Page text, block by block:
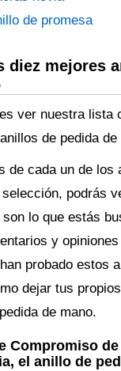
de promesa
diez mejores
ver nuestra lista
de pedida de
de cada un de los
podrás
lo que estás
y
probado estos
dejar tus
de mano.
Compromiso
el anillo de